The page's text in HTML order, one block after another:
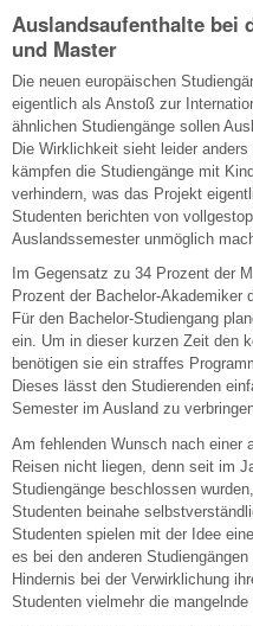
Auslandsaufenthalte bei
und Master
Die neuen europäischen
eigentlich als Anstoß zur
ähnlichen Studiengänge sollen
Die Wirklichkeit sieht leider
kämpfen die Studiengänge mit
verhindern, was das Projekt
Studenten berichten von
Auslandssemester unmöglich
Im Gegensatz zu 34 Prozent der
Prozent der Bachelor-Akademiker
Für den Bachelor-Studiengang
ein. Um in dieser kurzen Zeit den
benötigen sie ein straffes
Dieses lässt den Studierenden
Semester im Ausland zu
Am fehlenden Wunsch nach einer
Reisen nicht liegen, denn seit im
Studiengänge beschlossen
Studenten beinahe
Studenten spielen mit der Idee
es bei den anderen Studiengängen
Hindernis bei der Verwirklichung
Studenten vielmehr die mangelnde